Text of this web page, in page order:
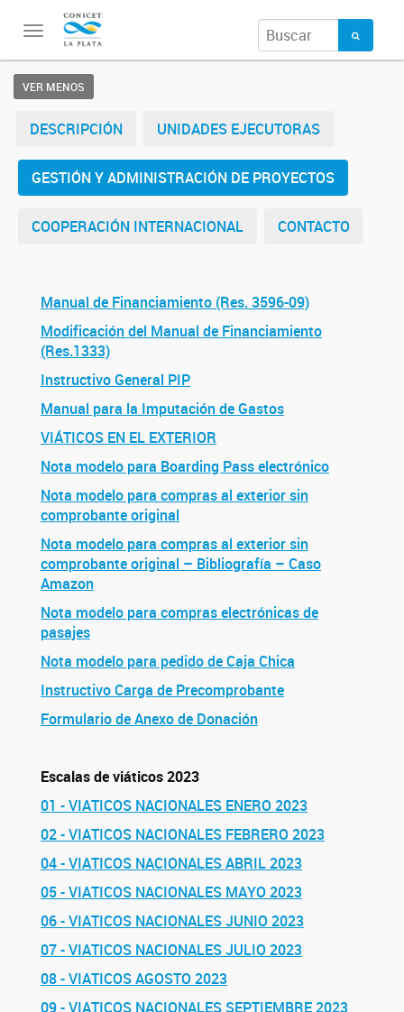
Toggle
navigation
VER MENOS
DESCRIPCIÓN UNIDADES EJECUTORAS
GESTIÓN Y ADMINISTRACIÓN DE PROYECTOS
COOPERACIÓN INTERNACIONAL CONTACTO
Manual de Financiamiento (Res. 3596-09)
Modificación del Manual de Financiamiento
(Res.1333)
Instructivo General PIP
Manual para la Imputación de Gastos
VIÁTICOS EN EL EXTERIOR
Nota modelo para Boarding Pass electrónico
Nota modelo para compras al exterior sin
comprobante original
Nota modelo para compras al exterior sin
comprobante original – Bibliografía – Caso
Amazon
Nota modelo para compras electrónicas de
pasajes
Nota modelo para pedido de Caja Chica
Instructivo Carga de Precomprobante
Formulario de Anexo de Donación
Escalas de viáticos 2023
01 - VIATICOS NACIONALES ENERO 2023
02 - VIATICOS NACIONALES FEBRERO 2023
04 - VIATICOS NACIONALES ABRIL 2023
05 - VIATICOS NACIONALES MAYO 2023
06 - VIATICOS NACIONALES JUNIO 2023
07 - VIATICOS NACIONALES JULIO 2023
08 - VIATICOS AGOSTO 2023
09 - VIATICOS NACIONALES SEPTIEMBRE 2023